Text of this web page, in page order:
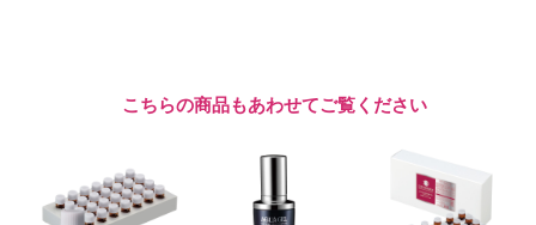
こちらの商品もあわせてご覧ください